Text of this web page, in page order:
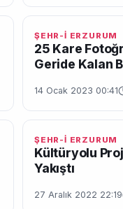
ŞEHR-İ ERZURUM
25 Kare
Geride Kalan
14 Ocak 2023 00:41
ŞEHR-İ ERZURUM
Kültüryolu
Yakıştı
27 Aralık 2022 22:19